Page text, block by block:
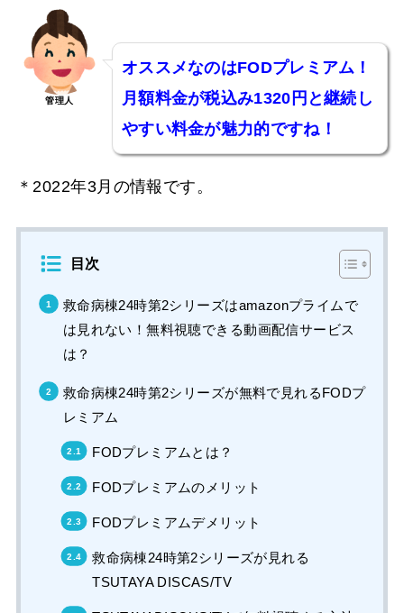
管理人
オススメなのはFODプレミアム！
月額料金が税込み1320円と継続し
やすい料金が魅力的ですね！
＊2022年3月の情報です。
目次
救命病棟24時第2シリーズはamazonプライムで
は見れない！無料視聴できる動画配信サービス
は？
救命病棟24時第2シリーズが無料で見れるFODプ
レミアム
FODプレミアムとは？
FODプレミアムのメリット
FODプレミアムデメリット
救命病棟24時第2シリーズが見れる
TSUTAYA DISCAS/TV